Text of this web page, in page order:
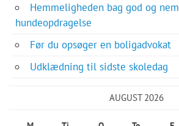
Hemmeligheden bag god og nem
hundeopdragelse
Før du opsøger en boligadvokat
Udklædning til sidste skoledag
AUGUST 2026